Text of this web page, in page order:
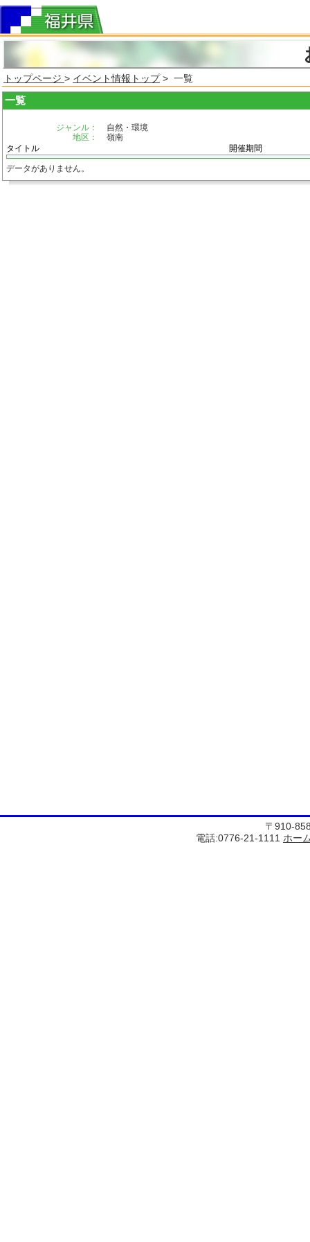
トップページ > イベント情報トップ> 一覧
一覧
ジャンル：
自然・環境
地区：
嶺南
タイトル
開催期間
データがありません。
〒910-
電話:0776-21-1111 ホー